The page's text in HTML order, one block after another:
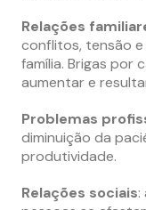
Relações
conflitos, tensão
família. Brigas por
aumentar e
Problemas
diminuição da
produtividade.
Relações sociais: